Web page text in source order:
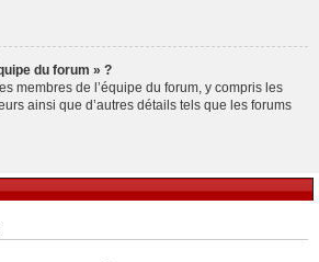
du forum » ?
membres de l’équipe du forum, y compris les
ainsi que d’autres détails tels que les forums